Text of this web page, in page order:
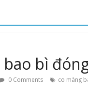
bì
0 Comments co màng